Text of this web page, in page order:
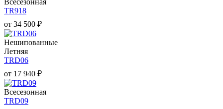
TR918
от 34 500 ₽
Нешипованные
Летняя
TRD06
от 17 940 ₽
Всесезонная
TRD09